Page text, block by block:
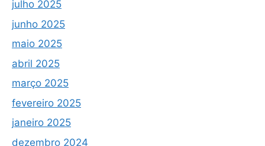
julho 2025
junho 2025
maio 2025
abril 2025
março 2025
fevereiro 2025
janeiro 2025
dezembro 2024